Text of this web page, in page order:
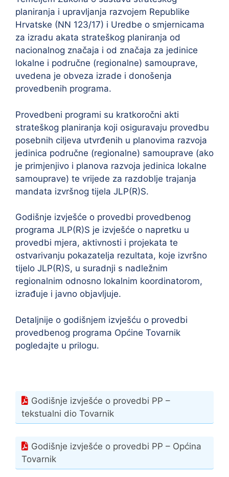
planiranja i upravljanja razvojem Republike
Hrvatske (NN 123/17) i Uredbe o smjernicama
za izradu akata strateškog planiranja od
nacionalnog značaja i od značaja za jedinice
lokalne i područne (regionalne) samouprave,
uvedena je obveza izrade i donošenja
provedbenih programa.
Provedbeni programi su kratkoročni akti
strateškog planiranja koji osiguravaju provedbu
posebnih ciljeva utvrđenih u planovima razvoja
jedinica područne (regionalne) samouprave (ako
je primjenjivo i planova razvoja jedinica lokalne
samouprave) te vrijede za razdoblje trajanja
mandata izvršnog tijela JLP(R)S.
Godišnje izvješće o provedbi provedbenog
programa JLP(R)S je izvješće o napretku u
provedbi mjera, aktivnosti i projekata te
ostvarivanju pokazatelja rezultata, koje izvršno
tijelo JLP(R)S, u suradnji s nadležnim
regionalnim odnosno lokalnim koordinatorom,
izrađuje i javno objavljuje.
Detaljnije o godišnjem izvješću o provedbi
provedbenog programa Općine Tovarnik
pogledajte u prilogu.
Godišnje izvješće o provedbi PP –
tekstualni dio Tovarnik
Godišnje izvješće o provedbi PP – Općina
Tovarnik